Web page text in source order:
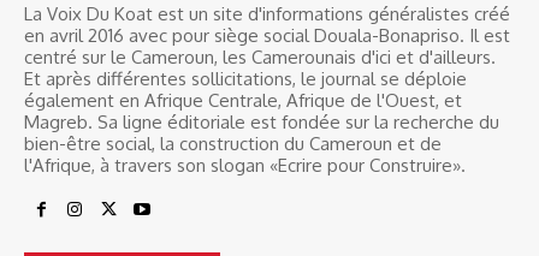
La Voix Du Koat est un site d'informations généralistes créé
en avril 2016 avec pour siège social Douala-Bonapriso. Il est
centré sur le Cameroun, les Camerounais d'ici et d'ailleurs.
Et après différentes sollicitations, le journal se déploie
également en Afrique Centrale, Afrique de l'Ouest, et
Magreb. Sa ligne éditoriale est fondée sur la recherche du
bien-être social, la construction du Cameroun et de
l'Afrique, à travers son slogan «Ecrire pour Construire».